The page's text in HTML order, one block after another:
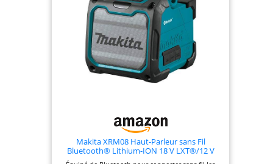
Makita XRM08 Haut-Parleur sans Fil
Bluetooth® Lithium-ION 18 V LXT®/12 V
Max CXT® pour Chantier, Outil Uniquement